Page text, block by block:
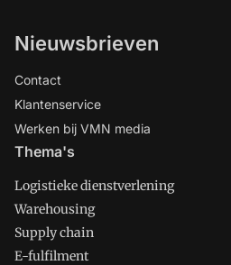
Nieuwsbrieven
Contact
Klantenservice
Werken bij VMN media
Thema's
Logistieke dienstverlening
Warehousing
Supply chain
E-fulfilment